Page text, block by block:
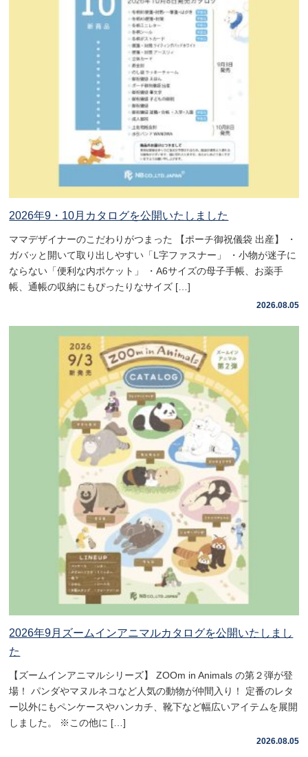
2026年9・10月カタログを公開いたしました
ママデザイナーのこだわりがつまった 【ポーチ御祝儀袋 出産】 ・
ガバッと開いて取り出しやすい「L字ファスナー」 ・小物が迷子に
ならない「便利な内ポケット」 ・A6サイズの母子手帳、お薬手
帳、通帳の収納にもぴったりなサイズ […]
2026.08.05
2026年9月ズームインアニマルカタログを公開いたしまし
た
【ズームインアニマルシリーズ】 ZOOm in Animals の第２弾が登
場！ パンダやマヌルネコなど人気の動物が仲間入り！ 定番のレタ
ー以外にもペンケースやハンカチ、靴下など幅広いアイテムを展開
しました。 ※この他に […]
2026.08.05